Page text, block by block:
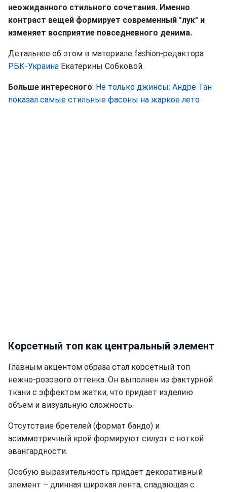
неожиданного стильного сочетания. Именно
контраст вещей формирует современный "лук" и
изменяет восприятие повседневного денима.
Детальнее об этом в материале fashion-редактора
РБК-Украина Екатерины Собковой.
Больше интересного: Не только джинсы: Андре Тан
показал самые стильные фасоны на жаркое лето
Корсетный топ как центральный элемент
Главным акцентом образа стал корсетный топ
нежно-розового оттенка. Он выполнен из фактурной
ткани с эффектом жатки, что придает изделию
объем и визуальную сложность.
Отсутствие бретелей (формат бандо) и
асимметричный крой формируют силуэт с ноткой
авангардности.
Особую выразительность придает декоративный
элемент – длинная широкая лента, спадающая с